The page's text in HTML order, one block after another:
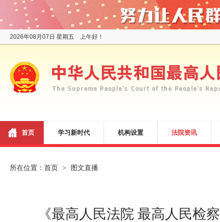
2026年08月07日 星期五 上午好！
首页 学习新时代 机构设置 法院资讯
所在位置： 首页 > 图文直播
《最高人民法院 最高人民检